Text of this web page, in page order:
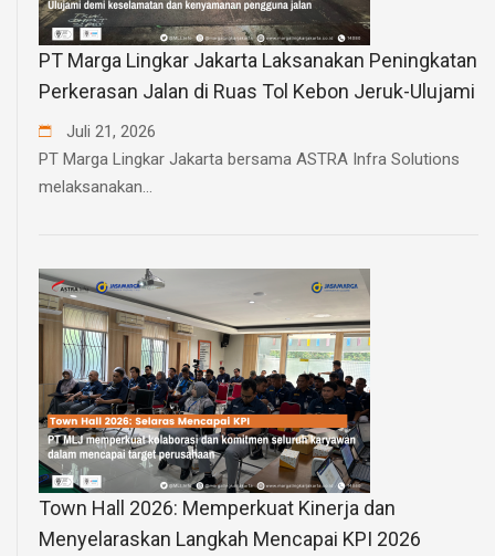
PT Marga Lingkar Jakarta Laksanakan Peningkatan
Perkerasan Jalan di Ruas Tol Kebon Jeruk-Ulujami
Juli 21, 2026
PT Marga Lingkar Jakarta bersama ASTRA Infra Solutions
melaksanakan...
Town Hall 2026: Memperkuat Kinerja dan
Menyelaraskan Langkah Mencapai KPI 2026